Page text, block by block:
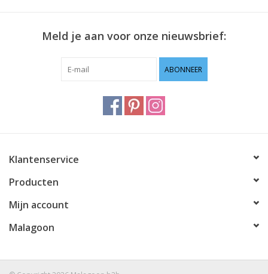
Meld je aan voor onze nieuwsbrief:
ABONNEER
Klantenservice
Producten
Mijn account
Malagoon